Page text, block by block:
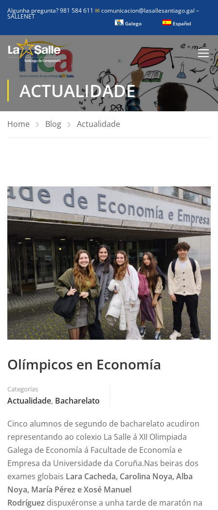
Algunha pregunta? 981 584 611 ✉comunicacion@lasallesantiago.gal –
SALLENET
Galego Español
ACTUALIDADE
Home Blog Actualidade
Olímpicos en Economía
Categorías
Actualidade, Bacharelato
Cinco alumnos de segundo de bacharelato acudiron
representando ao colexio La Salle á XII Olimpiada
Galega de Economía á Facultade de Economía e
Empresa da Universidade da Coruña.Nas beiras dos
exames globais Lara Cacheda, Carolina Noya, Alba
Noya, María Pérez e Xosé Manuel
Rodríguez dispuxéronse a unha tarde de maratón na